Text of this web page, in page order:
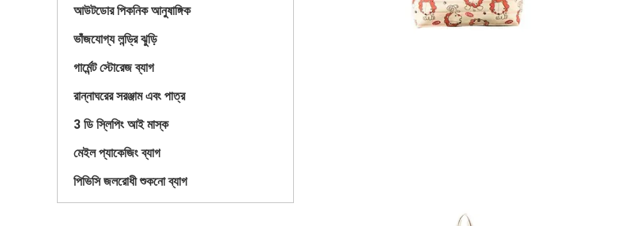
আউটডোর পিকনিক আনুষাঙ্গিক
ভাঁজযোগ্য লন্ড্রি ঝুড়ি
গার্মেন্ট স্টোরেজ ব্যাগ
রান্নাঘরের সরঞ্জাম এবং পাত্র
3 ডি স্লিপিং আই মাস্ক
মেইল প্যাকেজিং ব্যাগ
পিভিসি জলরোধী শুকনো ব্যাগ